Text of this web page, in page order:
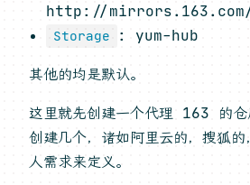
http://
Storage : yum-hub
其他的均是默认。
这里就先创建一个代理 163 的仓
创建几个，诸如阿里云的，搜狐
人需求来定义。